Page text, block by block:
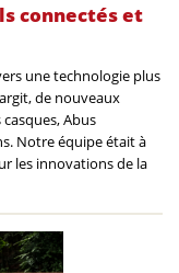
connectés et
une technologie plus
de nouveaux
Abus
Notre équipe était à
les innovations de la